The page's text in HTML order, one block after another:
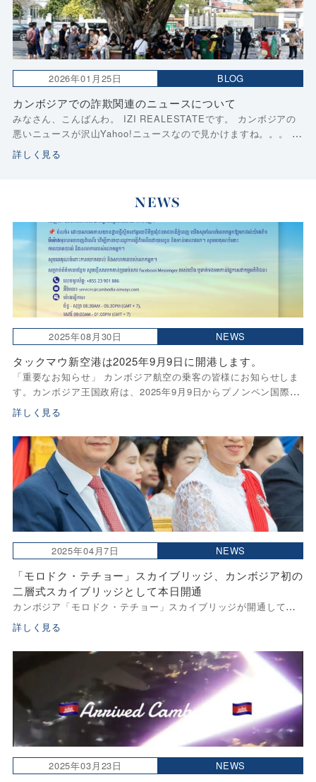
NEWS
2025年08月30日 NEWS
タックマウ新空港は2025年9月9日に開港します。
「重要なお知らせ」 カンボジア航空の乗客の皆様にお知らせしま
す。カンボジア王国政府は、2025年9月9日からプノンペン国際空
港(PNH)のすべての運航をテコ国際空港(KTI)に移行することを正
式に発表しました。 この変更 […]
詳しく見る
2025年04月7日 NEWS
「モロドク・テチョー」スカイブリッジ、カンボジア初の
二層式スカイブリッジとして本日開通
カンボジア「モロドク・テチョー」スカイブリッジが開通して新
空港へのアクセスが圧倒的に向上します！ Ministory of
Infomationからの新情報で私たちが普段生活しているエリアとボ
ンケンコンエリアをむずぶサー […]
詳しく見る
2025年03月23日 NEWS
2026年01月25日 BLOG
カンボジアでの詐欺関連のニュースについて
みなさん、こんばんわ。 IZI REALESTATEです。 カンボジアの
悪いニュースが沢山Yahoo!ニュースなので見かけますね。。。 私
も中国人の女性が変わり果てた姿で発見されたニュースには驚き
ました。。。 くわしくは […]
詳しく見る